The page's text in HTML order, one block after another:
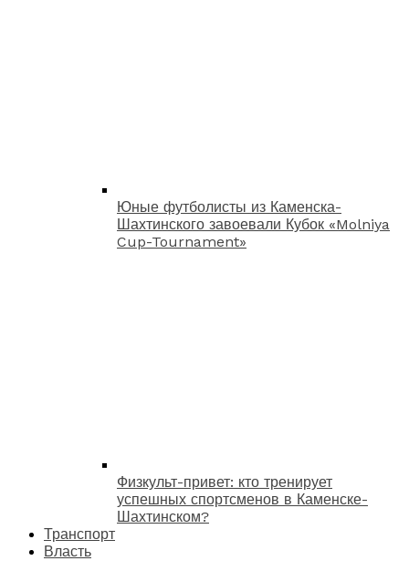
Юные футболисты из Каменска-
Шахтинского завоевали Кубок «Molniya
Cup-Tournament»
Физкульт-привет: кто тренирует
успешных спортсменов в Каменске-
Шахтинском?
Транспорт
Власть